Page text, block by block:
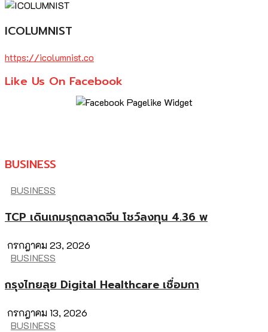
ICOLUMNIST
https://icolumnist.co
Like Us On Facebook
BUSINESS
BUSINESS
TCP เดินเกมรุกตลาดจีน โชว์ลงทุน 4.36 พ
กรกฎาคม 23, 2026
BUSINESS
กรุงไทยลุย Digital Healthcare เชื่อมกา
กรกฎาคม 13, 2026
BUSINESS